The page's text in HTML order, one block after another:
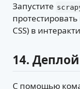
Запустите
CSS) в
14.
С помощью